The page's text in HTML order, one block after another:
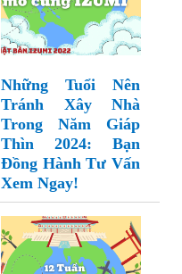
Những Tuổi Nên
Tránh Xây Nhà
Trong Năm Giáp
Thìn 2024: Bạn
Đồng Hành Tư Vấn
Xem Ngay!